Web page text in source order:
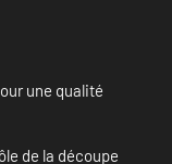
une qualité
de la découpe